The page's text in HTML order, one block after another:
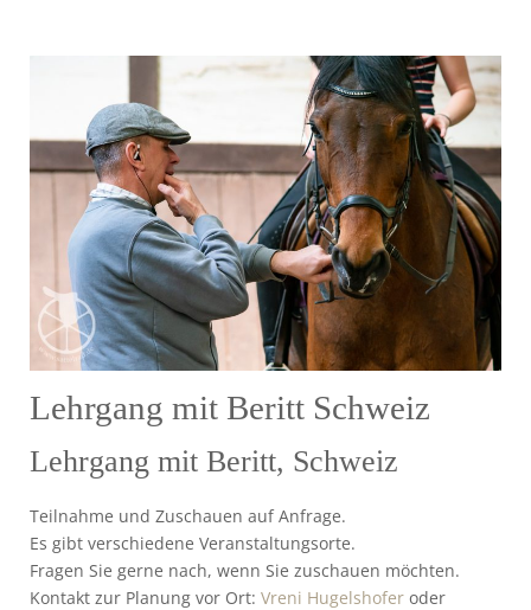
Lehrgang mit Beritt Schweiz
Lehrgang mit Beritt, Schweiz
Teilnahme und Zuschauen auf Anfrage.
Es gibt verschiedene Veranstaltungsorte.
Fragen Sie gerne nach, wenn Sie zuschauen möchten.
Kontakt zur Planung vor Ort: Vreni Hugelshofer oder